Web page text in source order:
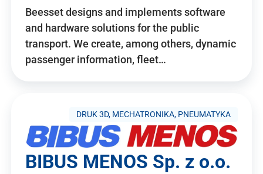
Beesset designs and implements software
and hardware solutions for the public
transport. We create, among others, dynamic
passenger information, fleet…
DRUK 3D, MECHATRONIKA, PNEUMATYKA
BIBUS MENOS Sp. z o.o.